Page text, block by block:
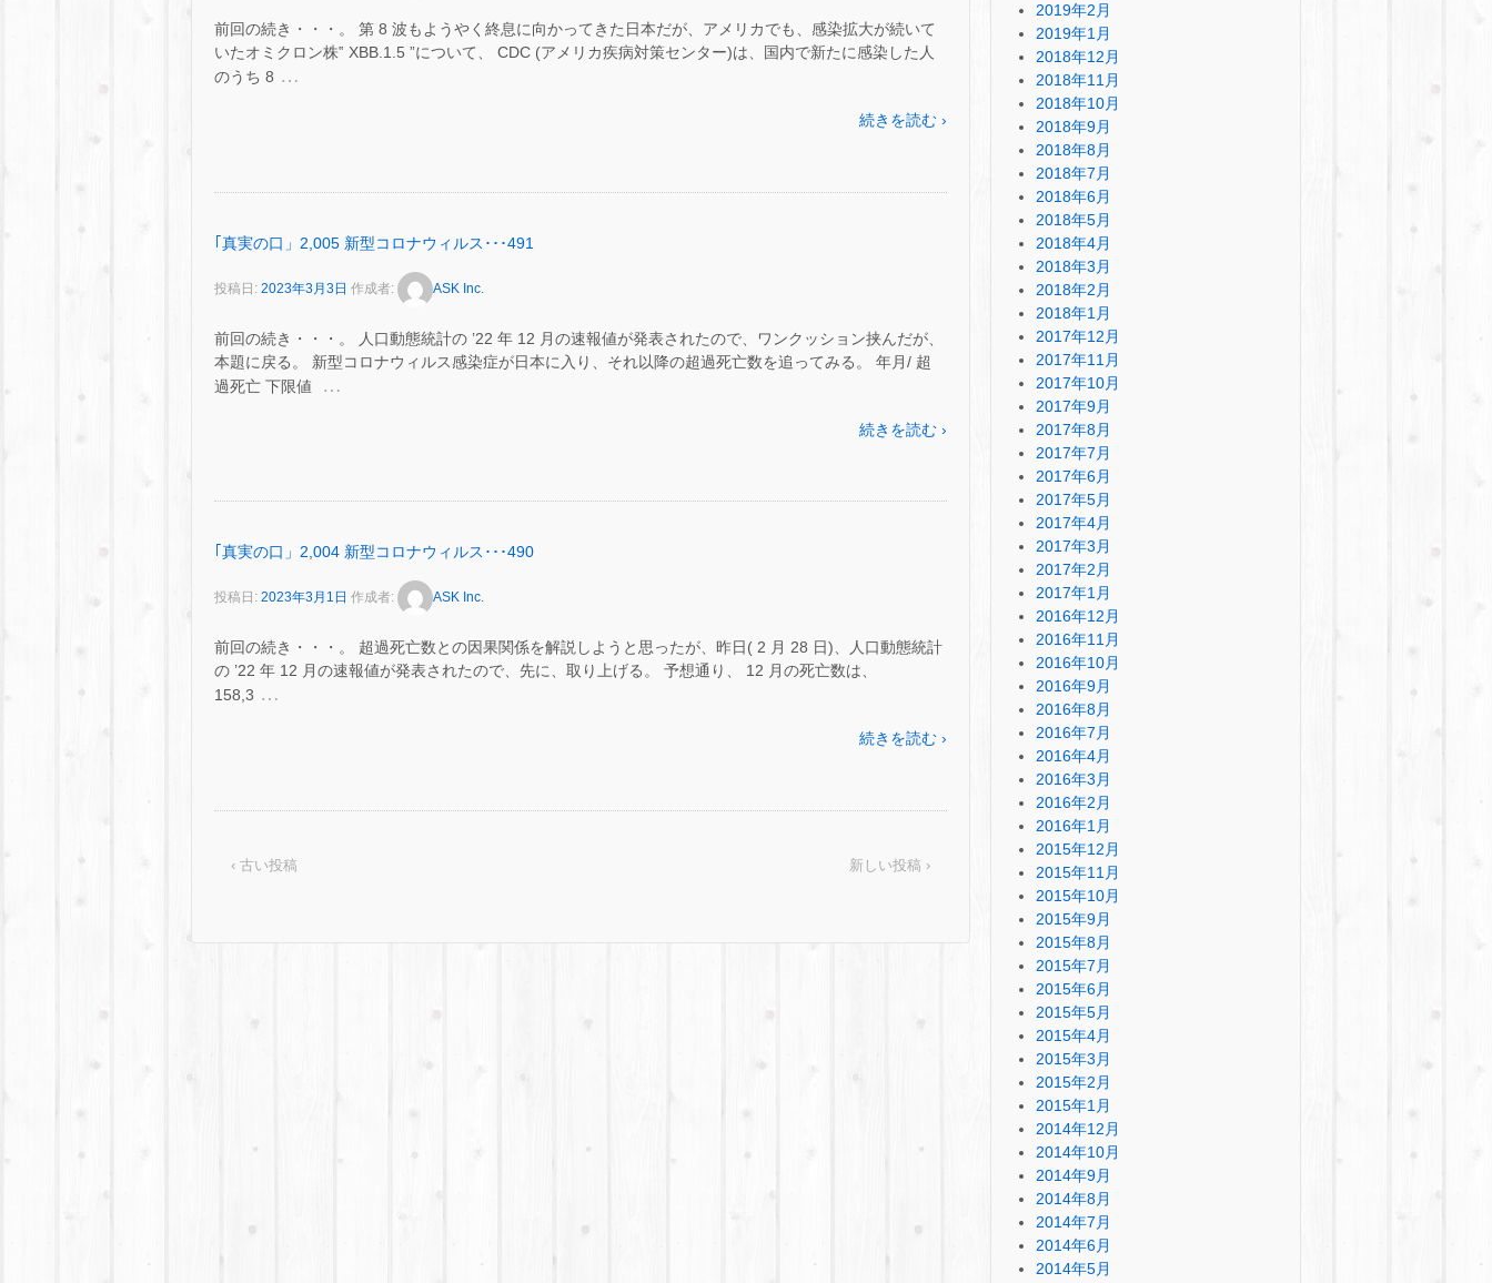
前回の続き・・・。 第 8 波もようやく終息に向かってきた日本だが、アメリカでも、感染拡大が続いて
いたオミクロン株‟ XBB.1.5 ”について、 CDC (アメリカ疾病対策センター)は、国内で新たに感染した人
のうち 8 …
続きを読む ›
｢真実の口」2,005 新型コロナウィルス･･･491
投稿日: 2023年3月3日 作成者: ASK Inc.
前回の続き・・・。 人口動態統計の ’22 年 12 月の速報値が発表されたので、ワンクッション挟んだが、
本題に戻る。 新型コロナウィルス感染症が日本に入り、それ以降の超過死亡数を追ってみる。 年月/ 超
過死亡 下限値
…
続きを読む ›
｢真実の口」2,004 新型コロナウィルス･･･490
投稿日: 2023年3月1日 作成者: ASK Inc.
前回の続き・・・。 超過死亡数との因果関係を解説しようと思ったが、昨日( 2 月 28 日)、人口動態統計
の ’22 年 12 月の速報値が発表されたので、先に、取り上げる。 予想通り、 12 月の死亡数は、
158,3 …
続きを読む ›
‹ 古い投稿 新しい投稿 ›
2019年2月
2019年1月
2018年12月
2018年11月
2018年10月
2018年9月
2018年8月
2018年7月
2018年6月
2018年5月
2018年4月
2018年3月
2018年2月
2018年1月
2017年12月
2017年11月
2017年10月
2017年9月
2017年8月
2017年7月
2017年6月
2017年5月
2017年4月
2017年3月
2017年2月
2017年1月
2016年12月
2016年11月
2016年10月
2016年9月
2016年8月
2016年7月
2016年4月
2016年3月
2016年2月
2016年1月
2015年12月
2015年11月
2015年10月
2015年9月
2015年8月
2015年7月
2015年6月
2015年5月
2015年4月
2015年3月
2015年2月
2015年1月
2014年12月
2014年10月
2014年9月
2014年8月
2014年7月
2014年6月
2014年5月